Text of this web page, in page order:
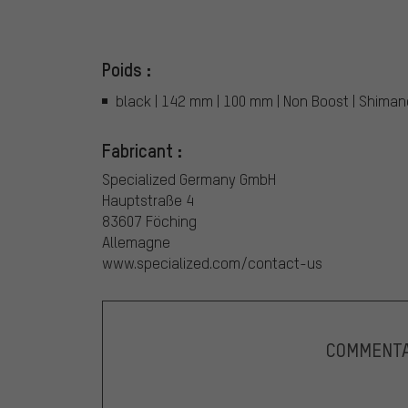
Poids :
black | 142 mm | 100 mm | Non Boost |
Fabricant :
Specialized Germany GmbH
Hauptstraße 4
83607 Föching
Allemagne
www.specialized.com/contact-us